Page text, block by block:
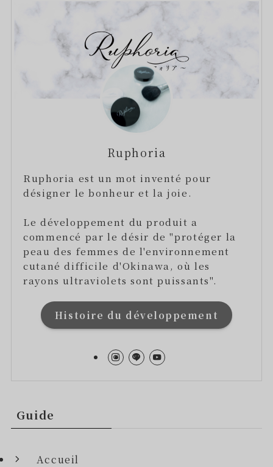
Ruphoria
Ruphoria est un mot inventé pour
désigner le bonheur et la joie.
Le développement du produit a
commencé par le désir de "protéger la
peau des femmes de l'environnement
cutané difficile d'Okinawa, où les
rayons ultraviolets sont puissants".
Histoire du développement
Guide
Accueil